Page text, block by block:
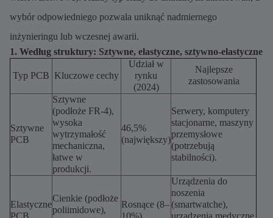
wybór odpowiedniego pozwala uniknąć nadmiernego
inżynieringu lub wczesnej awarii.
1. Według struktury: Sztywne, elastyczne, sztywno-elastyczne
Typ PCB Kluczowe cechy
Udział w
rynku
(2024)
Najlepsze
zastosowania
Sztywne
PCB
Sztywne
(podłoże FR-4),
wysoka
wytrzymałość
mechaniczna,
łatwe w
produkcji.
46,5%
(największy)
Serwery, komputery
stacjonarne, maszyny
przemysłowe
(potrzebują
stabilności).
Elastyczne
PCB
Cienkie (podłoże
poliimidowe),
Rosnące (8–
10%)
Urządzenia do
noszenia
(smartwatche),
urządzenia medyczne